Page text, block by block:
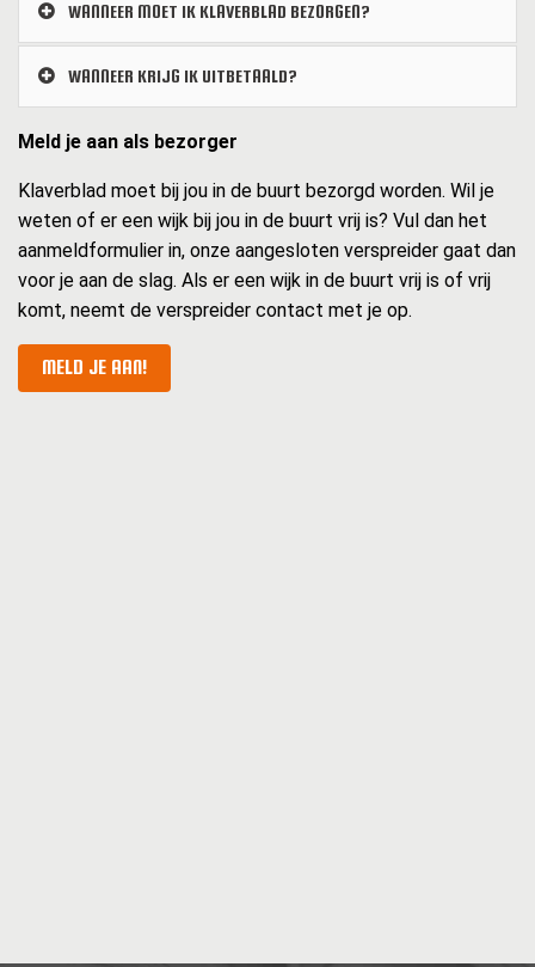
WANNEER MOET IK KLAVERBLAD BEZORGEN?
WANNEER KRIJG IK UITBETAALD?
Meld je aan als bezorger
Klaverblad moet bij jou in de buurt bezorgd worden. Wil je
weten of er een wijk bij jou in de buurt vrij is? Vul dan het
aanmeldformulier in, onze aangesloten verspreider gaat dan
voor je aan de slag. Als er een wijk in de buurt vrij is of vrij
komt, neemt de verspreider contact met je op.
MELD JE AAN!